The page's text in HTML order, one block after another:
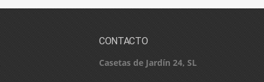
CONTACTO
Casetas de Jardín 24, SL